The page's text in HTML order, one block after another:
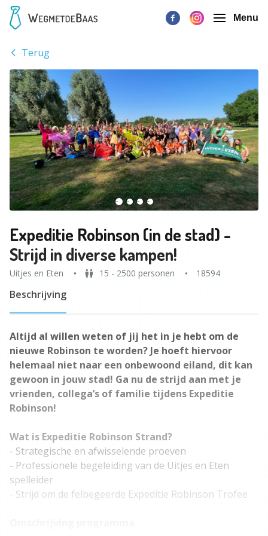
Menu
Terug
Expeditie Robinson (in de stad) -
Strijd in diverse kampen!
Uitjes en Eten 15 - 2500 personen 18594
Beschrijving
Altijd al willen weten of jij het in je hebt om de
nieuwe Robinson te worden? Je hoeft hiervoor
helemaal niet naar een onbewoond eiland, dit kan
gewoon in jouw stad! Ga nu de strijd aan met je
vrienden, collega’s of familie tijdens Expeditie
Robinson!
Wat is Expeditie Robinson Strand?
- Strategische en afwisselende proeven
- Professionele begeleiding van de Uitjes en Eten
spelleider
- Strijd om de felbegeerde Expeditie Robinson Trofee